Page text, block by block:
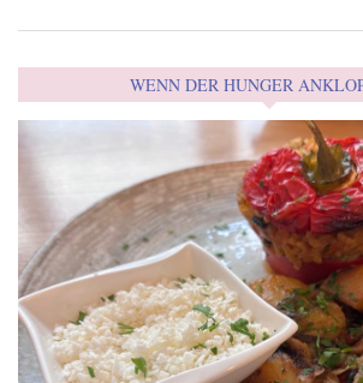
WENN DER HUNGER